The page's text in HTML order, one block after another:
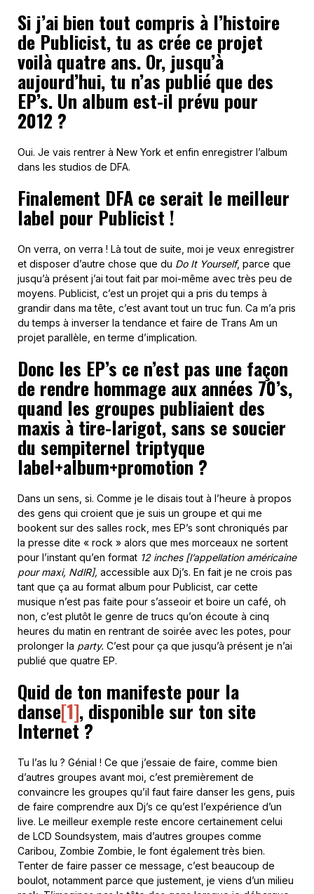
Si j’ai bien tout compris à l’histoire
de Publicist, tu as crée ce projet
voilà quatre ans. Or, jusqu’à
aujourd’hui, tu n’as publié que des
EP’s. Un album est-il prévu pour
2012 ?
Oui. Je vais rentrer à New York et enfin enregistrer l’album
dans les studios de DFA.
Finalement DFA ce serait le meilleur
label pour Publicist !
On verra, on verra ! Là tout de suite, moi je veux enregistrer
et disposer d’autre chose que du Do It Yourself, parce que
jusqu’à présent j’ai tout fait par moi-même avec très peu de
moyens. Publicist, c’est un projet qui a pris du temps à
grandir dans ma tête, c’est avant tout un truc fun. Ca m’a pris
du temps à inverser la tendance et faire de Trans Am un
projet parallèle, en terme d’implication.
Donc les EP’s ce n’est pas une façon
de rendre hommage aux années 70’s,
quand les groupes publiaient des
maxis à tire-larigot, sans se soucier
du sempiternel triptyque
label+album+promotion ?
Dans un sens, si. Comme je le disais tout à l’heure à propos
des gens qui croient que je suis un groupe et qui me
bookent sur des salles rock, mes EP’s sont chroniqués par
la presse dite « rock » alors que mes morceaux ne sortent
pour l’instant qu’en format 12 inches [l’appellation américaine
pour maxi, NdlR], accessible aux Dj’s. En fait je ne crois pas
tant que ça au format album pour Publicist, car cette
musique n’est pas faite pour s’asseoir et boire un café, oh
non, c’est plutôt le genre de trucs qu’on écoute à cinq
heures du matin en rentrant de soirée avec les potes, pour
prolonger la party. C’est pour ça que jusqu’à présent je n’ai
publié que quatre EP.
Quid de ton manifeste pour la
danse[1], disponible sur ton site
Internet ?
Tu l’as lu ? Génial ! Ce que j’essaie de faire, comme bien
d’autres groupes avant moi, c’est premièrement de
convaincre les groupes qu’il faut faire danser les gens, puis
de faire comprendre aux Dj’s ce qu’est l’expérience d’un
live. Le meilleur exemple reste encore certainement celui
de LCD Soundsystem, mais d’autres groupes comme
Caribou, Zombie Zombie, le font également très bien.
Tenter de faire passer ce message, c’est beaucoup de
boulot, notamment parce que justement, je viens d’un milieu